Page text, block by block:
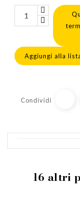
Aggiungi alla
Condividi
16 altri